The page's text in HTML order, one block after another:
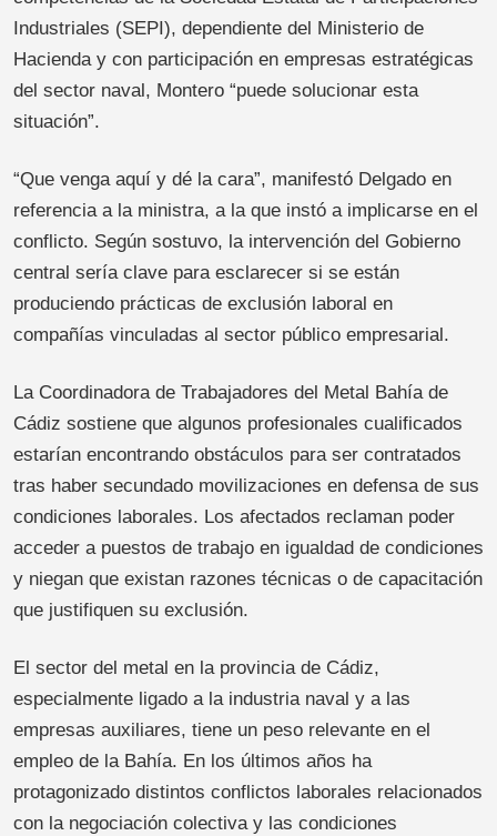
Industriales (SEPI), dependiente del Ministerio de
Hacienda y con participación en empresas estratégicas
del sector naval, Montero “puede solucionar esta
situación”.
“Que venga aquí y dé la cara”, manifestó Delgado en
referencia a la ministra, a la que instó a implicarse en el
conflicto. Según sostuvo, la intervención del Gobierno
central sería clave para esclarecer si se están
produciendo prácticas de exclusión laboral en
compañías vinculadas al sector público empresarial.
La Coordinadora de Trabajadores del Metal Bahía de
Cádiz sostiene que algunos profesionales cualificados
estarían encontrando obstáculos para ser contratados
tras haber secundado movilizaciones en defensa de sus
condiciones laborales. Los afectados reclaman poder
acceder a puestos de trabajo en igualdad de condiciones
y niegan que existan razones técnicas o de capacitación
que justifiquen su exclusión.
El sector del metal en la provincia de Cádiz,
especialmente ligado a la industria naval y a las
empresas auxiliares, tiene un peso relevante en el
empleo de la Bahía. En los últimos años ha
protagonizado distintos conflictos laborales relacionados
con la negociación colectiva y las condiciones